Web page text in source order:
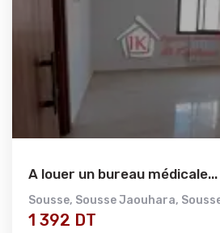
A louer un bureau médicale...
Sousse, Sousse Jaouhara,
1 392 DT